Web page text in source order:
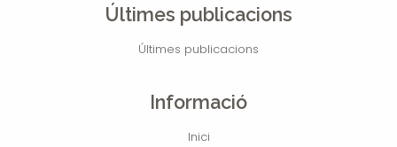
Últimes publicacions
Últimes publicacions
Informació
Inici